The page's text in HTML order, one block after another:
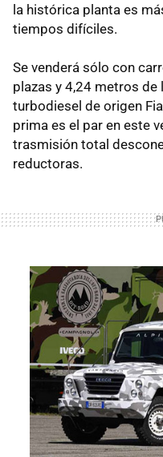
la histórica planta es
tiempos difíciles.
Se venderá sólo con
plazas y 4,24 metros
turbodiesel de origen
prima es el par en este
trasmisión total
reductoras.